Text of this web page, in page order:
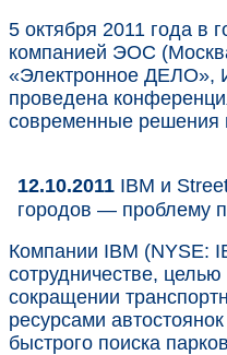
5 октября 2011 года в
компанией ЭОС
«Электронное
проведена
современные решения
12.10.2011 IBM и
городов — проблему
Компании IBM (NYSE:
сотрудничестве,
сокращении
ресурсами
быстрого поиска